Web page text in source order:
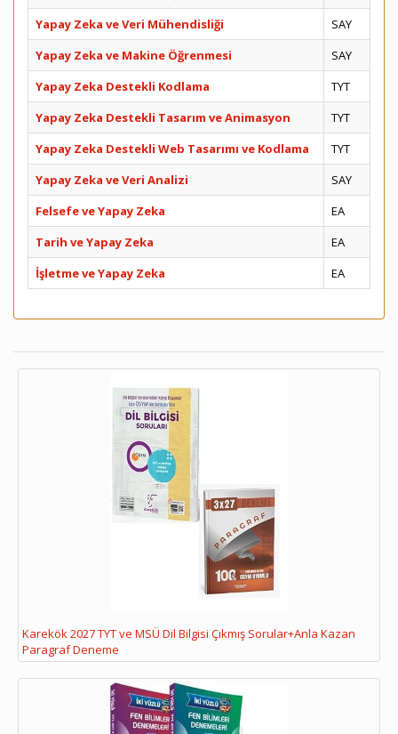
Yapay Zeka ve Veri Mühendisliği
SAY
Yapay Zeka ve Makine Öğrenmesi
SAY
Yapay Zeka Destekli Kodlama
TYT
Yapay Zeka Destekli Tasarım ve Animasyon
TYT
Yapay Zeka Destekli Web Tasarımı ve Kodlama
TYT
Yapay Zeka ve Veri Analizi
SAY
Felsefe ve Yapay Zeka
EA
Tarih ve Yapay Zeka
EA
İşletme ve Yapay Zeka
EA
Karekök 2027 TYT ve MSÜ Dil Bilgisi Çıkmış Sorular+Anla Kazan
Paragraf Deneme